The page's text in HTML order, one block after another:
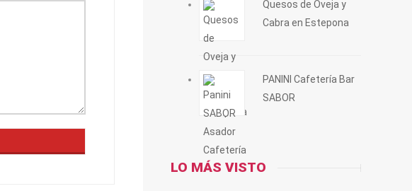
Quesos de Oveja y
Cabra en Estepona
PANINI Cafetería Bar
SABOR
LO MÁS VISTO